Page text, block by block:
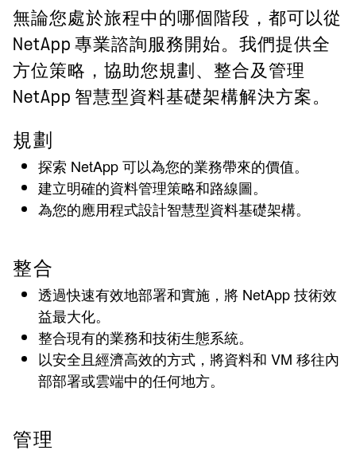
無論您處於旅程中的哪個階段，都可以從
NetApp 專業諮詢服務開始。我們提供全
方位策略，協助您規劃、整合及管理
NetApp 智慧型資料基礎架構解決方案。
規劃
探索 NetApp 可以為您的業務帶來的價值。
建立明確的資料管理策略和路線圖。
為您的應用程式設計智慧型資料基礎架構。
整合
透過快速有效地部署和實施，將 NetApp 技術效
益最大化。
整合現有的業務和技術生態系統。
以安全且經濟高效的方式，將資料和 VM 移往內
部部署或雲端中的任何地方。
管理